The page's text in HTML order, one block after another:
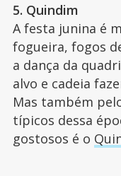
5. Quindim
A festa junina é
fogueira, fogos
a dança da
alvo e cadeia
Mas também
típicos dessa
gostosos é o